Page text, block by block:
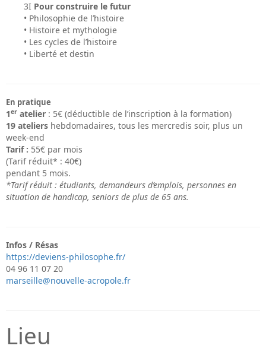
3I Pour construire le futur
• Philosophie de l’histoire
• Histoire et mythologie
• Les cycles de l’histoire
• Liberté et destin
En pratique
1er atelier : 5€ (déductible de l’inscription à la formation)
19 ateliers hebdomadaires, tous les mercredis soir, plus un
week-end
Tarif : 55€ par mois
(Tarif réduit* : 40€)
pendant 5 mois.
*Tarif réduit : étudiants, demandeurs d’emplois, personnes en
situation de handicap, seniors de plus de 65 ans.
Infos / Résas
https://deviens-philosophe.fr/
04 96 11 07 20
marseille@nouvelle-acropole.fr
Lieu